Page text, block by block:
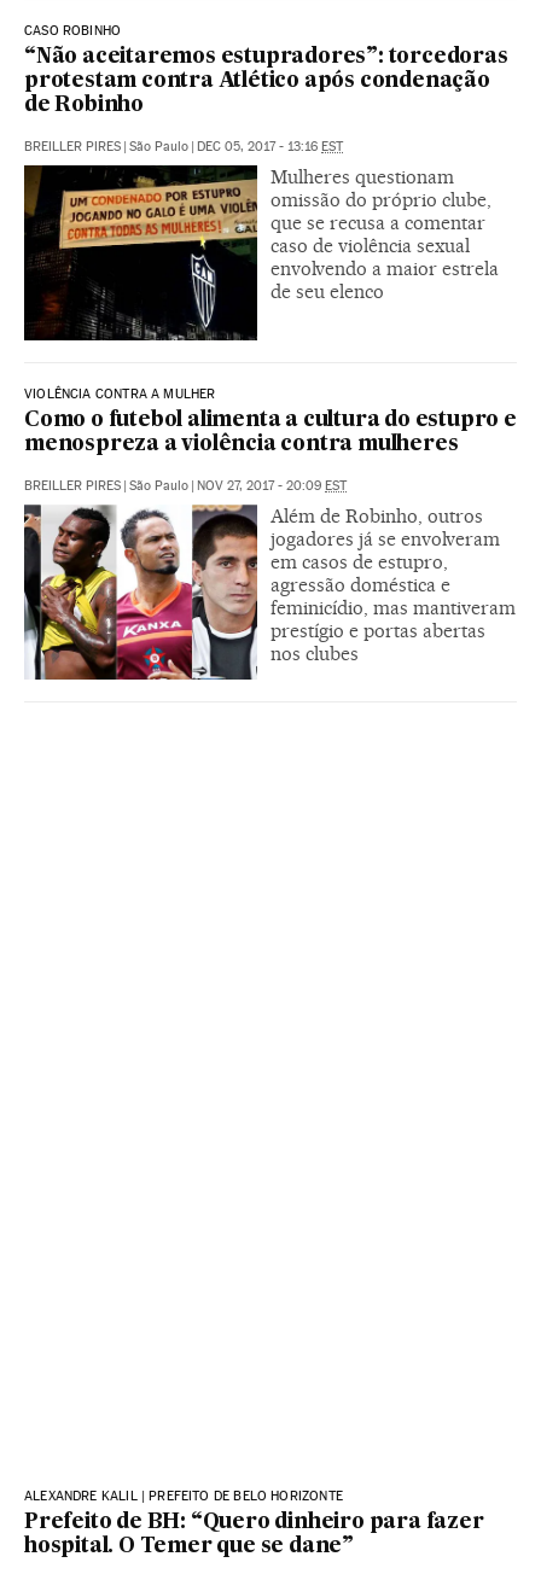
CASO ROBINHO
“Não aceitaremos estupradores”: torcedoras
protestam contra Atlético após condenação
de Robinho
BREILLER PIRES | São Paulo | DEC 05, 2017 - 13:16 EST
Mulheres questionam
omissão do próprio clube,
que se recusa a comentar
caso de violência sexual
envolvendo a maior estrela
de seu elenco
VIOLÊNCIA CONTRA A MULHER
Como o futebol alimenta a cultura do estupro e
menospreza a violência contra mulheres
BREILLER PIRES | São Paulo | NOV 27, 2017 - 20:09 EST
Além de Robinho, outros
jogadores já se envolveram
em casos de estupro,
agressão doméstica e
feminicídio, mas mantiveram
prestígio e portas abertas
nos clubes
ALEXANDRE KALIL | PREFEITO DE BELO HORIZONTE
Prefeito de BH: “Quero dinheiro para fazer
hospital. O Temer que se dane”